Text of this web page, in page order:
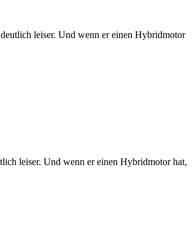
leiser. Und wenn er einen Hybridmotor
leiser. Und wenn er einen Hybridmotor hat,